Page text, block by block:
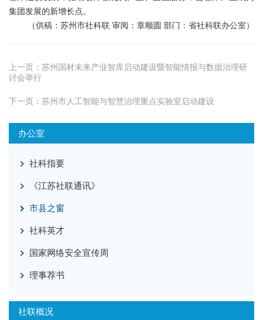
集团发展的新增长点。
（供稿：苏州市社科联 审阅：章顺圆 部门：省社科联办公室）
上一页： 苏州国材未来产业智库启动建设暨智能情报与数据治理研
讨会举行
下一页： 苏州市人工智能与智慧治理重点实验室启动建设
办公室
社科指要
《江苏社联通讯》
市县之窗
社科英才
国家网络安全宣传周
理事荐书
社联概况